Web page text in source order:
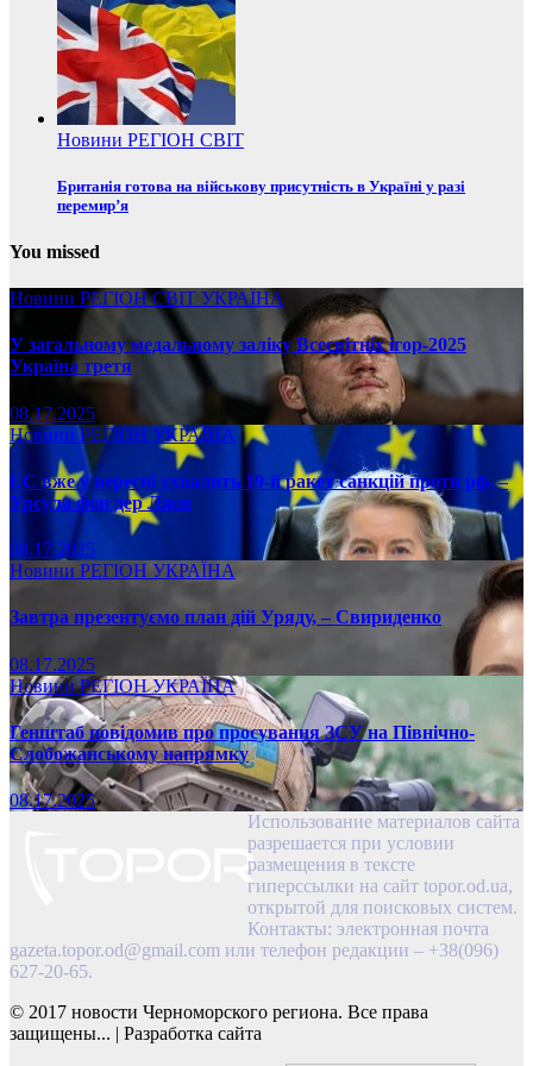
Новини РЕГІОН СВІТ
Британія готова на військову присутність в Україні у разі
перемир’я
You missed
Новини РЕГІОНСВІТ УКРАЇНА
У загальному медальному заліку Всесвітніх ігор-2025
Україна третя
08.17.2025
НовиниРЕГІОН УКРАЇНА
ЄС вже у вересні ухвалить 19-й ракет санкцій проти рф, –
Урсула фон дер Ляєн
08.17.2025
Новини РЕГІОН УКРАЇНА
Завтра презентуємо план дій Уряду, – Свириденко
08.17.2025
НовиниРЕГІОНУКРАЇНА
Генштаб повідомив про просування ЗСУ на Північно-
Слобожанському напрямку
08.17.2025
Использование материалов сайта
разрешается при условии
размещения в тексте
гиперссылки на сайт topor.od.ua,
открытой для поисковых систем.
Контакты: электронная почта
gazeta.topor.od@gmail.com или телефон редакции – +38(096)
627-20-65.
© 2017 новости Черноморского региона. Все права
защищены... | Разработка сайта